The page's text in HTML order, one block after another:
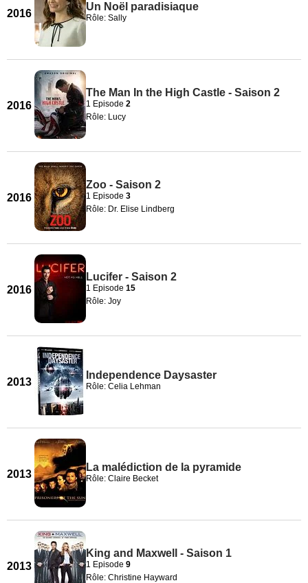
2016
Un Noël paradisiaque
Rôle: Sally
2016
The Man In the High Castle - Saison 2
1 Episode 2
Rôle: Lucy
2016
Zoo - Saison 2
1 Episode 3
Rôle: Dr. Elise Lindberg
2016
Lucifer - Saison 2
1 Episode 15
Rôle: Joy
2013
Independence Daysaster
Rôle: Celia Lehman
2013
La malédiction de la pyramide
Rôle: Claire Becket
2013
King and Maxwell - Saison 1
1 Episode 9
Rôle: Christine Hayward